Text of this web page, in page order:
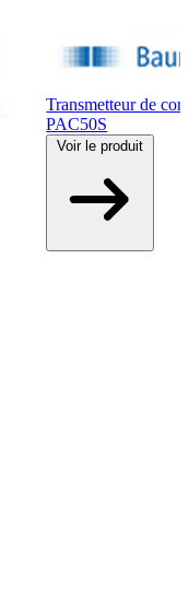
Transmetteur de
PAC50S
Voir le produit